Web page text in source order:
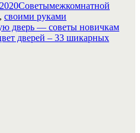
Советымежкомнатной
, своими руками
дверь — советы новичкам
дверей – 33 шикарных